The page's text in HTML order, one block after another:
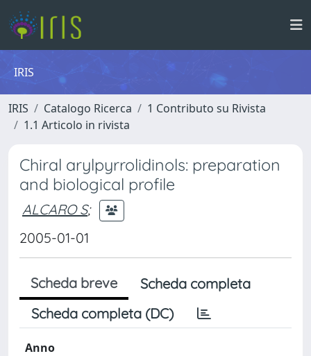
IRIS
IRIS Catalogo Ricerca
1 Contributo su Rivista
1.1 Articolo in rivista
Chiral arylpyrrolidinols: preparation
and biological profile
ALCARO S;
2005-01-01
Scheda breve
Scheda completa
Scheda completa (DC)
Anno